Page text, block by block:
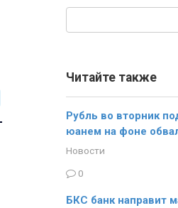
Читайте также
Рубль во вторник
юанем на фоне
Новости
0
БКС банк направит